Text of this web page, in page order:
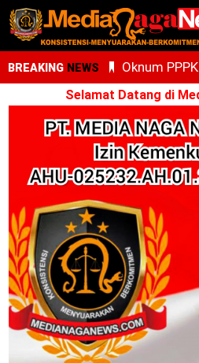
BREAKING NEWS
Oknum
Anak
Kini
Sumut
Whisnu
Cemerlang
Selamat Datang di